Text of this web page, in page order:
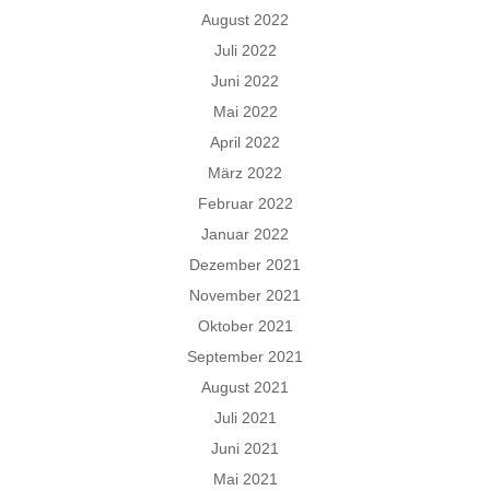
August 2022
Juli 2022
Juni 2022
Mai 2022
April 2022
März 2022
Februar 2022
Januar 2022
Dezember 2021
November 2021
Oktober 2021
September 2021
August 2021
Juli 2021
Juni 2021
Mai 2021